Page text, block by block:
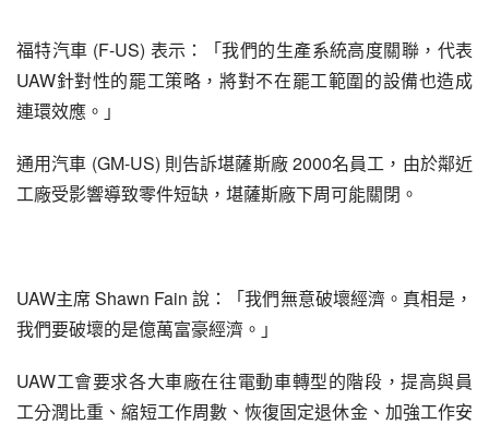
福特汽車 (F-US) 表示：「我們的生產系統高度關聯，代表
UAW針對性的罷工策略，將對不在罷工範圍的設備也造成
連環效應。」
通用汽車 (GM-US) 則告訴堪薩斯廠 2000名員工，由於鄰近
工廠受影響導致零件短缺，堪薩斯廠下周可能關閉。
UAW主席 Shawn Fain 說：「我們無意破壞經濟。真相是，
我們要破壞的是億萬富豪經濟。」
UAW工會要求各大車廠在往電動車轉型的階段，提高與員
工分潤比重、縮短工作周數、恢復固定退休金、加強工作安